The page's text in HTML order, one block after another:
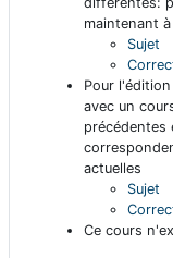
maintenant
Sujet
Pour
avec un
précédentes
actuelles
Sujet
Ce cours